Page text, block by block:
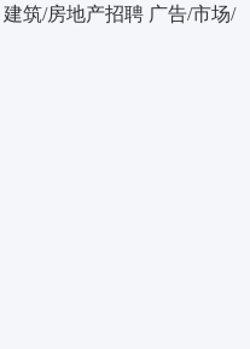
建筑/房地产招聘 广告/市场/